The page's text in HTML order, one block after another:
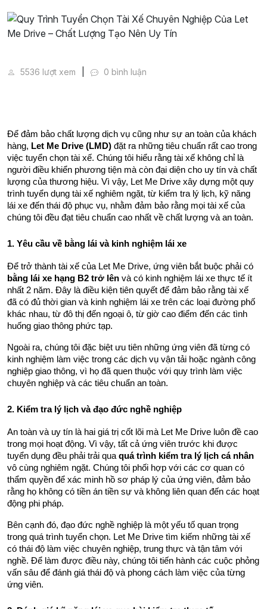
5536 lượt xem 0 bình luận
Để đảm bảo chất lượng dịch vụ cũng như sự an toàn của khách
hàng, Let Me Drive (LMD) đặt ra những tiêu chuẩn rất cao trong
việc tuyển chọn tài xế. Chúng tôi hiểu rằng tài xế không chỉ là
người điều khiển phương tiện mà còn đại diện cho uy tín và chất
lượng của thương hiệu. Vì vậy, Let Me Drive xây dựng một quy
trình tuyển dụng tài xế nghiêm ngặt, từ kiểm tra lý lịch, kỹ năng
lái xe đến thái độ phục vụ, nhằm đảm bảo rằng mọi tài xế của
chúng tôi đều đạt tiêu chuẩn cao nhất về chất lượng và an toàn.
1. Yêu cầu về bằng lái và kinh nghiệm lái xe
bằng lái xe hạng B2 trở lên và có kinh nghiệm lái xe thực tế ít
nhất 2 năm. Đây là điều kiện tiên quyết để đảm bảo rằng tài xế
đã có đủ thời gian và kinh nghiệm lái xe trên các loại đường phố
khác nhau, từ đô thị đến ngoại ô, từ giờ cao điểm đến các tình
huống giao thông phức tạp.
Ngoài ra, chúng tôi đặc biệt ưu tiên những ứng viên đã từng có
kinh nghiệm làm việc trong các dịch vụ vận tải hoặc ngành công
nghiệp giao thông, vì họ đã quen thuộc với quy trình làm việc
chuyên nghiệp và các tiêu chuẩn an toàn.
2. Kiểm tra lý lịch và đạo đức nghề nghiệp
An toàn và uy tín là hai giá trị cốt lõi mà Let Me Drive luôn đề cao
trong mọi hoạt động. Vì vậy, tất cả ứng viên trước khi được
tuyển dụng đều phải trải qua quá trình kiểm tra lý lịch cá nhân
vô cùng nghiêm ngặt. Chúng tôi phối hợp với các cơ quan có
thẩm quyền để xác minh hồ sơ pháp lý của ứng viên, đảm bảo
rằng họ không có tiền án tiền sự và không liên quan đến các hoạt
động phi pháp.
Bên cạnh đó, đạo đức nghề nghiệp là một yếu tố quan trọng
trong quá trình tuyển chọn. Let Me Drive tìm kiếm những tài xế
có thái độ làm việc chuyên nghiệp, trung thực và tận tâm với
nghề. Để làm được điều này, chúng tôi tiến hành các cuộc phỏng
vấn sâu để đánh giá thái độ và phong cách làm việc của từng
ứng viên.